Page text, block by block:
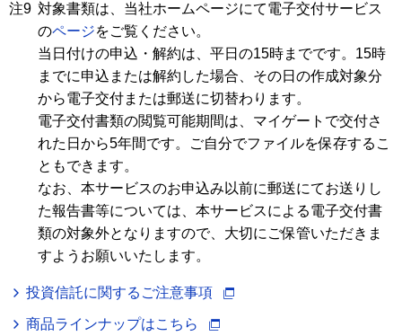
注9 対象書類は、当社ホームページにて電子交付サービス
のページをご覧ください。
当日付けの申込・解約は、平日の15時までです。15時
までに申込または解約した場合、その日の作成対象分
から電子交付または郵送に切替わります。
電子交付書類の閲覧可能期間は、マイゲートで交付さ
れた日から5年間です。ご自分でファイルを保存するこ
ともできます。
なお、本サービスのお申込み以前に郵送にてお送りし
た報告書等については、本サービスによる電子交付書
類の対象外となりますので、大切にご保管いただきま
すようお願いいたします。
投資信託に関するご注意事項
商品ラインナップはこちら